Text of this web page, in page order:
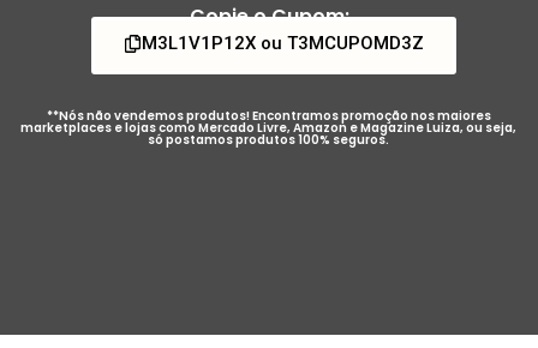
Copie o Cupom:
M3L1V1P12X ou T3MCUPOMD3Z
**Nós não vendemos produtos! Encontramos promoção nos maiores
marketplaces e lojas como Mercado Livre, Amazon e Magazine Luiza, ou seja,
só postamos produtos 100% seguros.